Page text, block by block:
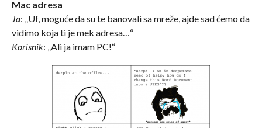
Mac adresa
Ja: „Uf, moguće da su te banovali sa mreže, ajde sad ćemo da
vidimo koja ti je mek adresa…“
Korisnik: „Ali ja imam PC!“